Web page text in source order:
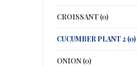
CROISSANT (0)
CUCUMBER PLANT 2 (0)
ONION (0)